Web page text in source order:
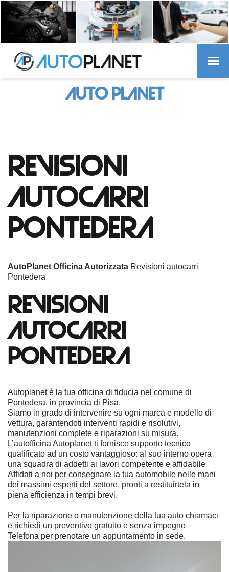
AUTO PLANET
REVISIONI
AUTOCARRI
PONTEDERA
AutoPlanet Officina Autorizzata Revisioni autocarri
Pontedera
REVISIONI
AUTOCARRI
PONTEDERA
Autoplanet è la tua officina di fiducia nel comune di
Pontedera, in provincia di Pisa.
Siamo in grado di intervenire su ogni marca e modello di
vettura, garantendoti interventi rapidi e risolutivi,
manutenzioni complete e riparazioni su misura.
L’autofficina Autoplanet ti fornisce supporto tecnico
qualificato ad un costo vantaggioso: al suo interno opera
una squadra di addetti ai lavori competente e affidabile
Affidati a noi per consegnare la tua automobile nelle mani
dei massimi esperti del settore, pronti a restituirtela in
piena efficienza in tempi brevi.
Per la riparazione o manutenzione della tua auto chiamaci
e richiedi un preventivo gratuito e senza impegno
Telefona per prenotare un appuntamento in sede.